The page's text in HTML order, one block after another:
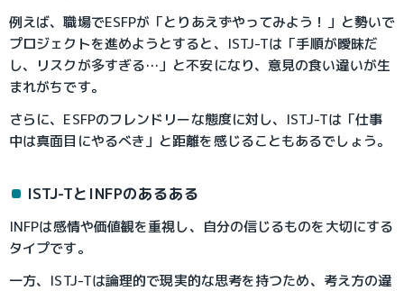
例えば、職場でESFPが「とりあえずやってみよう！」と勢いで
プロジェクトを進めようとすると、ISTJ-Tは「手順が曖昧だ
し、リスクが多すぎる…」と不安になり、意見の食い違いが生
まれがちです。
さらに、ESFPのフレンドリーな態度に対し、ISTJ-Tは「仕事
中は真面目にやるべき」と距離を感じることもあるでしょう。
ISTJ-TとINFPのあるある
INFPは感情や価値観を重視し、自分の信じるものを大切にする
タイプです。
一方、ISTJ-Tは論理的で現実的な思考を持つため、考え方の違